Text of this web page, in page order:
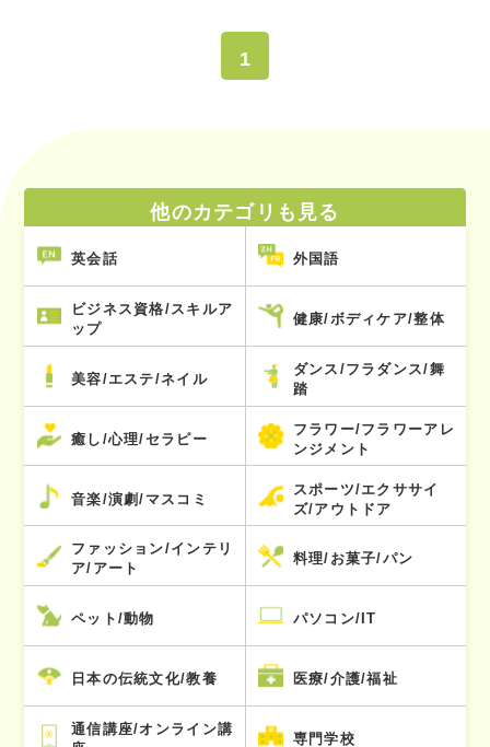
1
他のカテゴリも見る
英会話 外国語
ビジネス資格/スキルア
ップ
健康/ボディケア/整体
美容/エステ/ネイル
ダンス/フラダンス/舞
踏
癒し/心理/セラピー
フラワー/フラワーアレ
ンジメント
音楽/演劇/マスコミ
スポーツ/エクササイ
ズ/アウトドア
ファッション/インテリ
ア/アート
料理/お菓子/パン
ペット/動物 パソコン/IT
日本の伝統文化/教養 医療/介護/福祉
通信講座/オンライン講
専門学校